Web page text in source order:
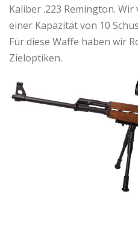
Kaliber .223 Remington.
einer Kapazität von 10
Für diese Waffe haben wir
Zieloptiken.